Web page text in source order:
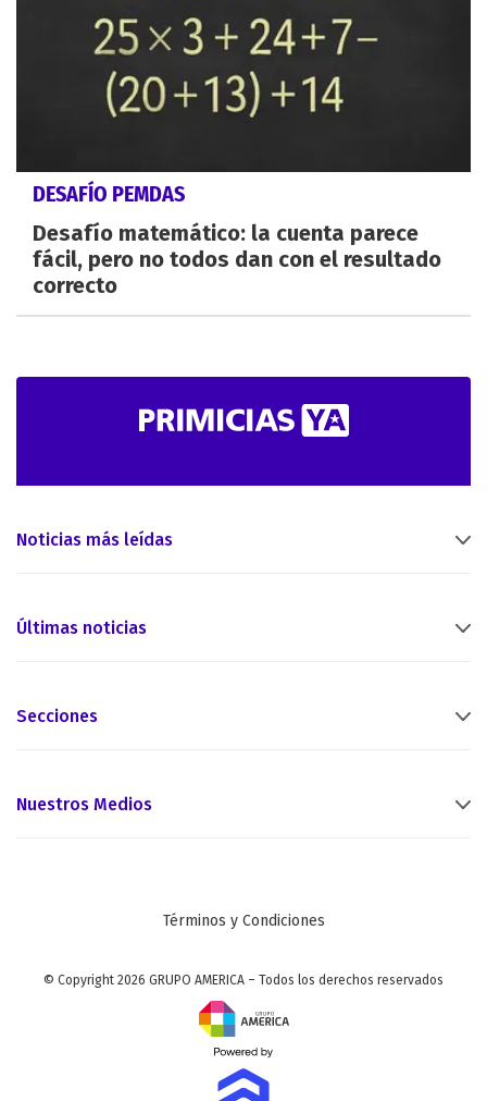
DESAFÍO PEMDAS
Desafío matemático: la cuenta parece
fácil, pero no todos dan con el resultado
correcto
Noticias más leídas
Últimas noticias
Secciones
Nuestros Medios
Términos y Condiciones
© Copyright 2026 GRUPO AMERICA – Todos los derechos reservados